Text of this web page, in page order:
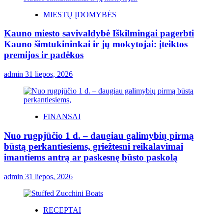
MIESTŲ ĮDOMYBĖS
Kauno miesto savivaldybė Iškilmingai pagerbti
Kauno šimtukininkai ir jų mokytojai: įteiktos
premijos ir padėkos
admin 31 liepos, 2026
FINANSAI
Nuo rugpjūčio 1 d. – daugiau galimybių pirmą
būstą perkantiesiems, griežtesni reikalavimai
imantiems antrą ar paskesnę būsto paskolą
admin 31 liepos, 2026
RECEPTAI